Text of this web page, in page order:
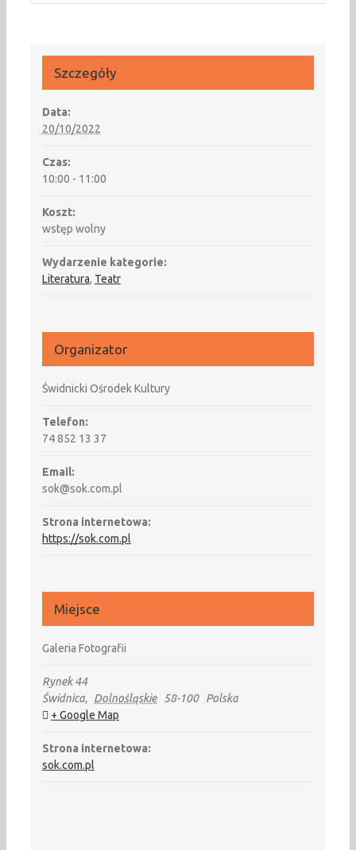
Szczegóły
Data:
20/10/2022
Czas:
10:00 - 11:00
Koszt:
wstęp wolny
Wydarzenie kategorie:
Literatura, Teatr
Organizator
Świdnicki Ośrodek Kultury
Telefon:
74 852 13 37
Email:
sok@sok.com.pl
Strona internetowa:
https://sok.com.pl
Miejsce
Galeria Fotografii
Rynek 44
Świdnica, Dolnośląskie 58-100
Polska
+ Google Map
Strona internetowa:
sok.com.pl